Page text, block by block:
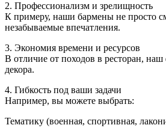
2. Профессионализм и зрелищность
К примеру, наши бармены не просто
незабываемые впечатления.
3. Экономия времени и ресурсов
В отличие от походов в ресторан, наш
декора.
4. Гибкость под ваши задачи
Например, вы можете выбрать:
Тематику (военная, спортивная,